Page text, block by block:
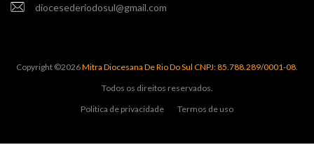
diocesederiodosul@gmail.com
Copyright ©2026Mitra Diocesana De Rio Do Sul CNPJ: 85.788.289/0001-08
Todos os direitos reservados.
Politica de privacidade
Termos de uso